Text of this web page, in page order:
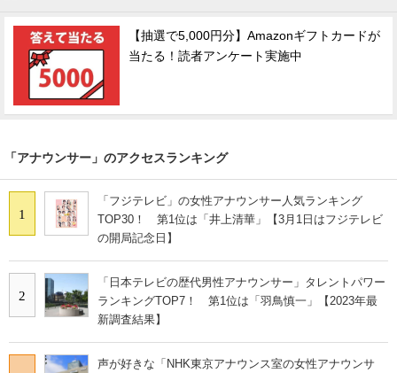
【抽選で5,000円分】Amazonギフトカードが
当たる！読者アンケート実施中
「アナウンサー」のアクセスランキング
1
「フジテレビ」の女性アナウンサー人気ランキング
TOP30！ 第1位は「井上清華」【3月1日はフジテレビ
の開局記念日】
2
「日本テレビの歴代男性アナウンサー」タレントパワー
ランキングTOP7！ 第1位は「羽鳥慎一」【2023年最
新調査結果】
声が好きな「NHK東京アナウンス室の女性アナウンサ